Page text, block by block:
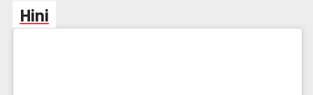
Hini